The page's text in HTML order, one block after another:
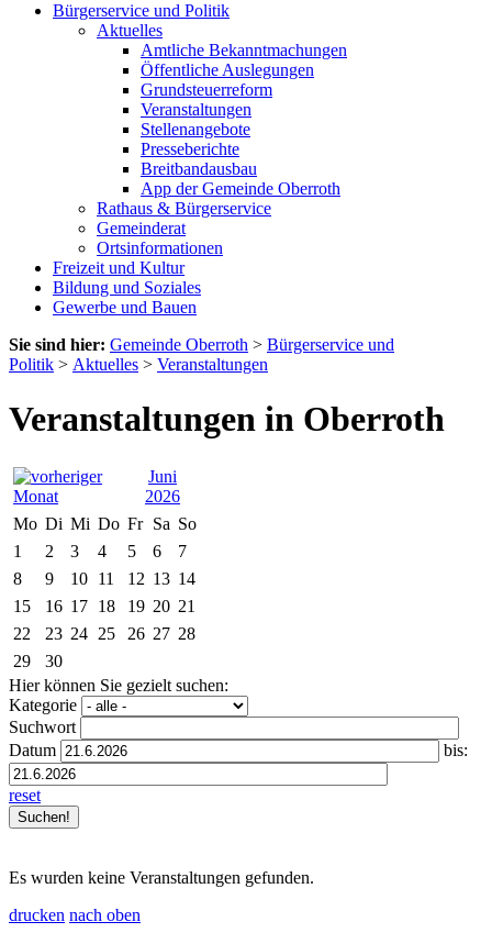
Bürgerservice und Politik
Aktuelles
Amtliche Bekanntmachungen
Öffentliche Auslegungen
Grundsteuerreform
Veranstaltungen
Stellenangebote
Presseberichte
Breitbandausbau
App der Gemeinde Oberroth
Rathaus & Bürgerservice
Gemeinderat
Ortsinformationen
Freizeit und Kultur
Bildung und Soziales
Gewerbe und Bauen
Sie sind hier: Gemeinde Oberroth > Bürgerservice und
Politik > Aktuelles > Veranstaltungen
Veranstaltungen in Oberroth
Juni
2026
Mo Di Mi Do Fr Sa So
1
2 3 4 5 6
7
8
9 10 11 12 13 14
15
16 17 18 19 20 21
22
23 24 25 26 27 28
29
30
Hier können Sie gezielt suchen:
Kategorie
Suchwort
Datum
bis:
reset
Es wurden keine Veranstaltungen gefunden.
drucken nach oben